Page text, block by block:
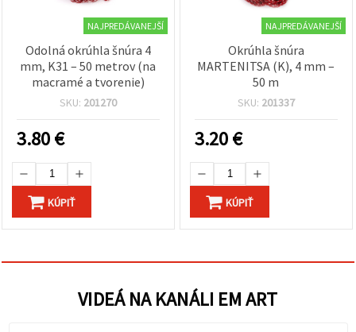
NAJPREDÁVANEJŠÍ
Odolná okrúhla šnúra 4
mm, K31 – 50 metrov (na
macramé a tvorenie)
SKU: 201270
3.80€
KÚPIŤ
NAJPREDÁVANEJŠÍ
Okrúhla šnúra
MARTENITSA (K), 4 mm –
50 m
SKU: 201337
3.20€
KÚPIŤ
VIDEÁ NA KANÁLI EM ART